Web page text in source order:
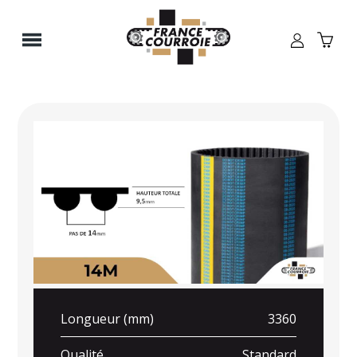
Longueur (mm) 3360
Panneau de gestion des cookies